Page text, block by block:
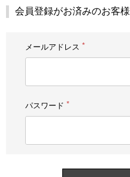
会員登録がお済みのお客様
メールアドレス
パスワード